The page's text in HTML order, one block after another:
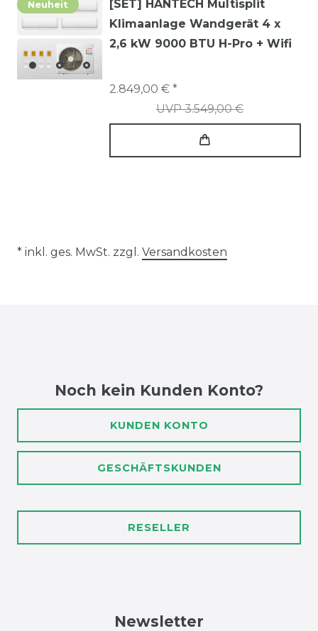
Neuheit
[SET] HANTECH Multisplit
Klimaanlage Wandgerät 4 x
2,6 kW 9000 BTU H-Pro + Wifi
UVP 3.549,00 €
2.849,00 € *
* inkl. ges. MwSt. zzgl. Versandkosten
Noch kein Kunden Konto?
KUNDEN KONTO
GESCHÄFTSKUNDEN
RESELLER
Newsletter